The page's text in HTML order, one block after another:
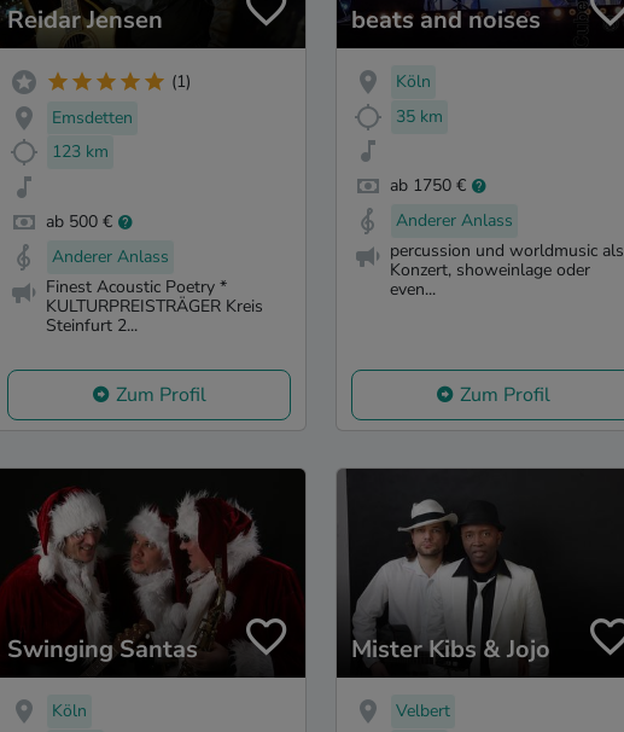
Reidar Jensen
(1)
Emsdetten
123 km
ab 500 €
Anderer Anlass
Finest Acoustic Poetry *
KULTURPREISTRÄGER Kreis
Steinfurt 2...
Zum Profil
beats and noises
Köln
35 km
ab 1750 €
Anderer Anlass
percussion und worldmusic als
Konzert, showeinlage oder
even...
Zum Profil
Swinging Santas
Köln
Mister Kibs & Jojo
Velbert